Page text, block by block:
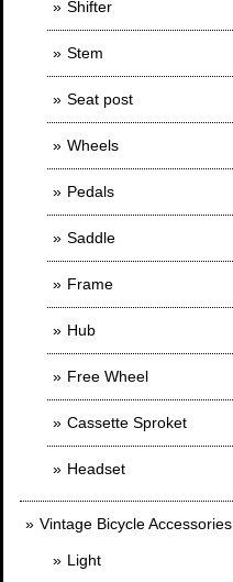
Shifter
Stem
Seat post
Wheels
Pedals
Saddle
Frame
Hub
Free Wheel
Cassette Sproket
Headset
Vintage Bicycle Accessories
Light